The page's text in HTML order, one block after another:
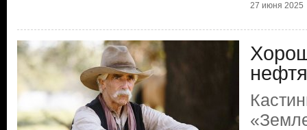
27 июня 2025